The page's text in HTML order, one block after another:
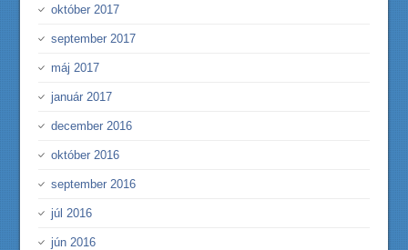
október 2017
september 2017
máj 2017
január 2017
december 2016
október 2016
september 2016
júl 2016
jún 2016